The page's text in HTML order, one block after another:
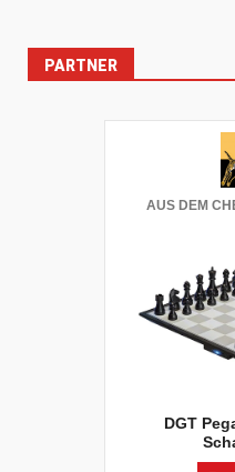
PARTNER
AUS DEM
DGT